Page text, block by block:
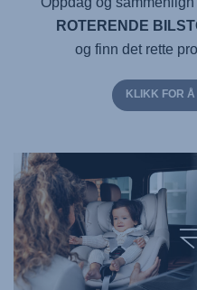
ROTERENDE
og finn det rette
KLIKK FOR